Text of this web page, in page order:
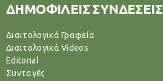
ΔΗΜΟΦΙΛΕΙΣ ΣΥΝΔΕΣΕΙΣ
Διαιτολογικά Γραφεία
Διαιτολογικά Videos
Editorial
Συνταγές